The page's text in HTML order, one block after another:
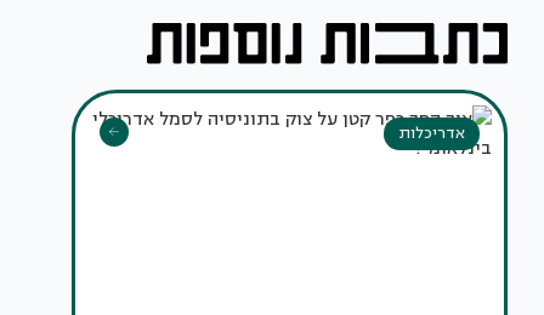
אדריכלות